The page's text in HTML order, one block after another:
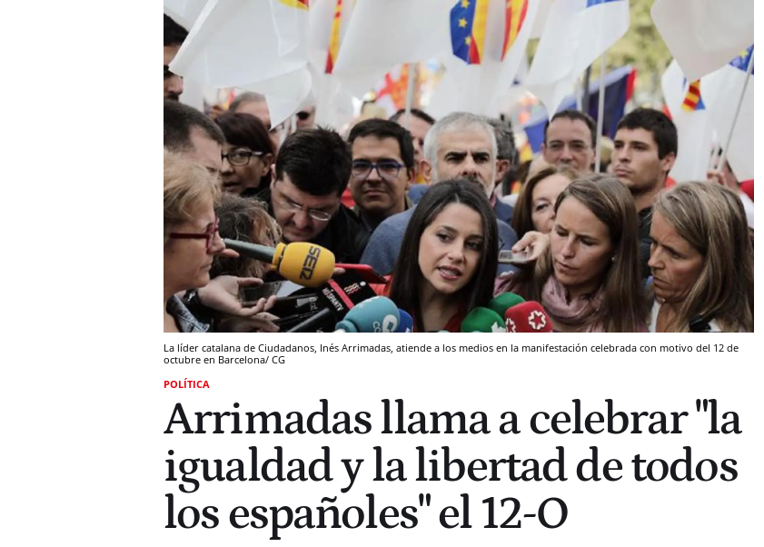
La líder catalana de Ciudadanos, Inés Arrimadas, atiende a los medios en la manifestación celebrada con motivo del 12 de
octubre en Barcelona/ CG
POLÍTICA
Arrimadas llama a celebrar "la
igualdad y la libertad de todos
los españoles" el 12-O